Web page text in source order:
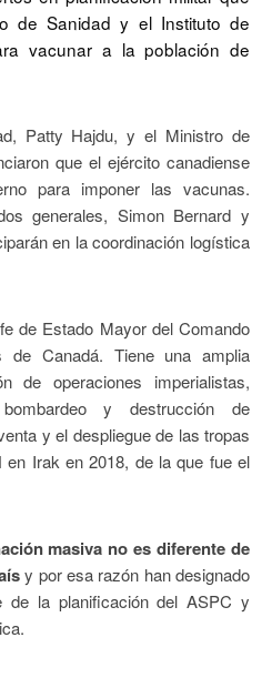
de Sanidad y el Instituto de
vacunar a la población de
Patty Hajdu, y el Ministro de
que el ejército canadiense
para imponer las vacunas.
generales, Simon Bernard y
en la coordinación logística
de Estado Mayor del Comando
de Canadá. Tiene una amplia
de operaciones imperialistas,
y destrucción de
y el despliegue de las tropas
en Irak en 2018, de la que fue el
masiva no es diferente de
y por esa razón han designado
de la planificación del ASPC y